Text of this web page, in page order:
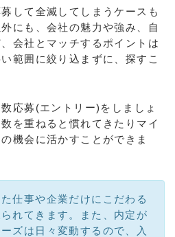
して全滅してしまうケースも
にも、会社の魅力や強み、自
会社とマッチするポイントは
範囲に絞り込まずに、探すこ
応募(エントリー)をしましょ
を重ねると慣れてきたりマイ
機会に活かすことができま
仕事や企業だけにこだわる
れてきます。また、内定が
ズは日々変動するので、入